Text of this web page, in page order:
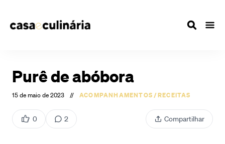
Purê de abóbora
15 de maio de 2023 // ACOMPANHAMENTOS/RECEITAS
0 2 Compartilhar